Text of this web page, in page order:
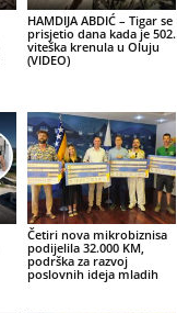
HAMDIJA ABDIĆ – Tigar se
prisjetio dana kada je 502.
viteška krenula u Oluju
(VIDEO)
Četiri nova mikrobiznisa
podijelila 32.000 KM,
podrška za razvoj
poslovnih ideja mladih